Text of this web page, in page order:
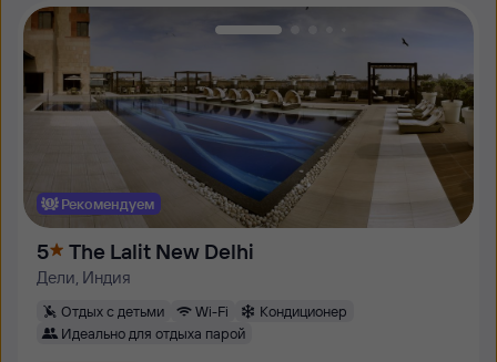
Рекомендуем
5 The Lalit New Delhi
Дели, Индия
Отдых с детьми Wi-Fi
Кондиционер
Идеально для отдыха парой